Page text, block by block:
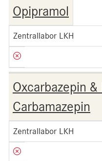
Opipramol
Zentrallabor LKH
Oxcarbazepin
Carbamazepin
Zentrallabor LKH